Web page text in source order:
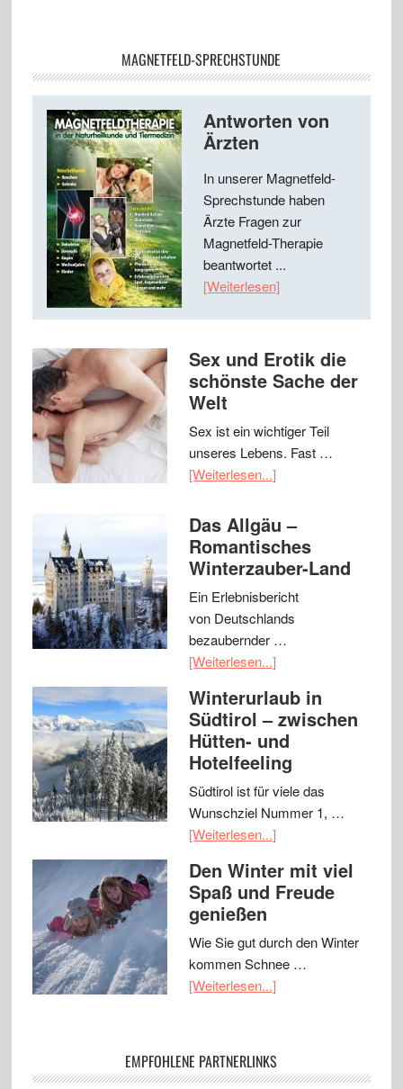
MAGNETFELD-SPRECHSTUNDE
Antworten von
Ärzten
In unserer Magnetfeld-
Sprechstunde haben
Ärzte Fragen zur
Magnetfeld-Therapie
beantwortet ...
[Weiterlesen]
Sex und Erotik die
schönste Sache der
Welt
Sex ist ein wichtiger Teil
unseres Lebens. Fast …
[Weiterlesen...]
Das Allgäu –
Romantisches
Winterzauber-Land
Ein Erlebnisbericht
von Deutschlands
bezaubernder …
[Weiterlesen...]
Winterurlaub in
Südtirol – zwischen
Hütten- und
Hotelfeeling
Südtirol ist für viele das
Wunschziel Nummer 1, …
[Weiterlesen...]
Den Winter mit viel
Spaß und Freude
genießen
Wie Sie gut durch den Winter
kommen Schnee …
[Weiterlesen...]
EMPFOHLENE PARTNERLINKS